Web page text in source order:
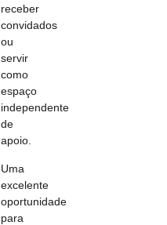
receber
convidados
ou
servir
como
espaço
independente
de
apoio.
Uma
excelente
oportunidade
para